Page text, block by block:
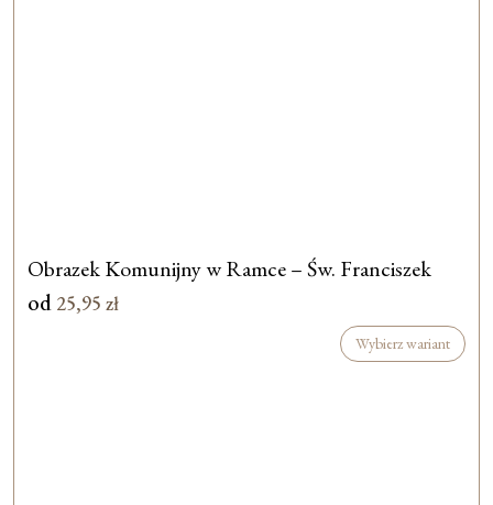
Obrazek Komunijny w Ramce – Św. Franciszek
od 25,95 zł
Wybierz wariant